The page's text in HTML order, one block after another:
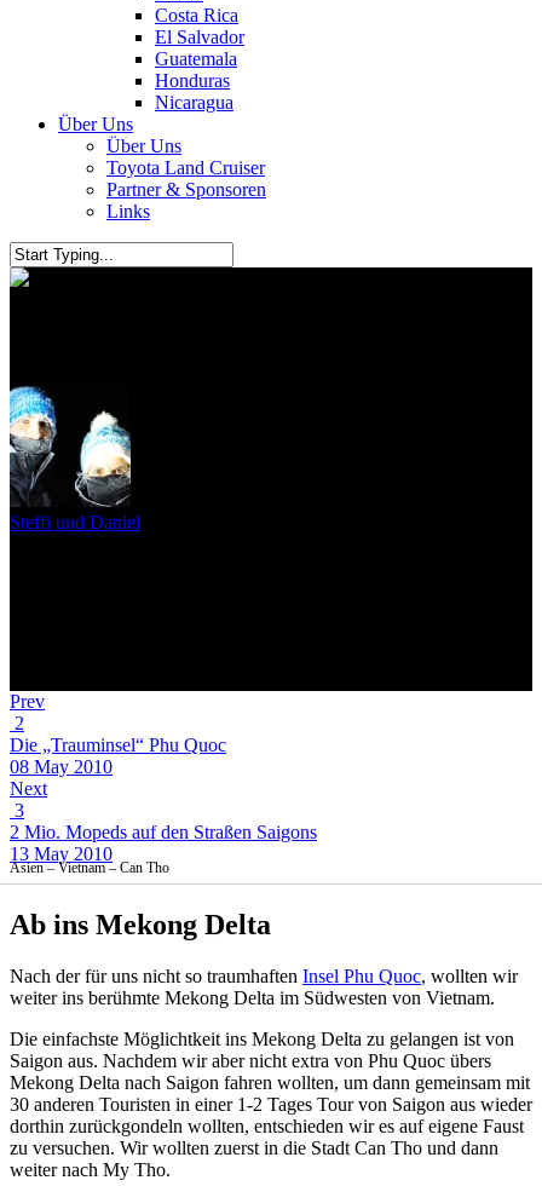
Costa Rica
El Salvador
Guatemala
Honduras
Nicaragua
Über Uns
Über Uns
Toyota Land Cruiser
Partner & Sponsoren
Links
Steffi und Daniel
Prev
2
Die „Trauminsel“ Phu Quoc
08 May 2010
Next
3
2 Mio. Mopeds auf den Straßen Saigons
13 May 2010
Asien – Vietnam – Can Tho
Ab ins Mekong Delta
Nach der für uns nicht so traumhaften Insel Phu Quoc, wollten wir
weiter ins berühmte Mekong Delta im Südwesten von Vietnam.
Die einfachste Möglichtkeit ins Mekong Delta zu gelangen ist von
Saigon aus. Nachdem wir aber nicht extra von Phu Quoc übers
Mekong Delta nach Saigon fahren wollten, um dann gemeinsam mit
30 anderen Touristen in einer 1-2 Tages Tour von Saigon aus wieder
dorthin zurückgondeln wollten, entschieden wir es auf eigene Faust
zu versuchen. Wir wollten zuerst in die Stadt Can Tho und dann
weiter nach My Tho.